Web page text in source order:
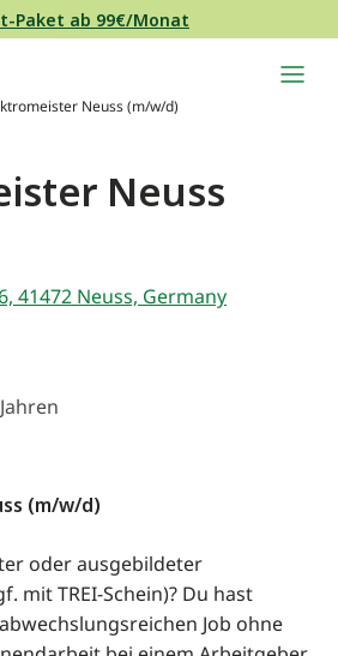
Paket ab 99€/Monat
Neuss (m/w/d)
Neuss
41472 Neuss, Germany
(m/w/d)
oder ausgebildeter
mit TREI-Schein)? Du hast
Job ohne